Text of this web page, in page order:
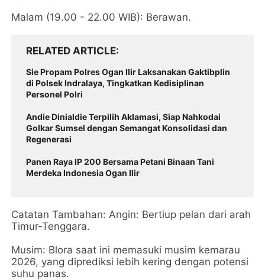
Malam (19.00 - 22.00 WIB): Berawan.
RELATED ARTICLE
Sie Propam Polres Ogan Ilir Laksanakan Gaktibplin
di Polsek Indralaya, Tingkatkan Kedisiplinan
Personel Polri
Andie Dinialdie Terpilih Aklamasi, Siap Nahkodai
Golkar Sumsel dengan Semangat Konsolidasi dan
Regenerasi
Panen Raya IP 200 Bersama Petani Binaan Tani
Merdeka Indonesia Ogan Ilir
Catatan Tambahan: Angin: Bertiup pelan dari arah
Timur-Tenggara.
Musim: Blora saat ini memasuki musim kemarau
2026, yang diprediksi lebih kering dengan potensi
suhu panas.